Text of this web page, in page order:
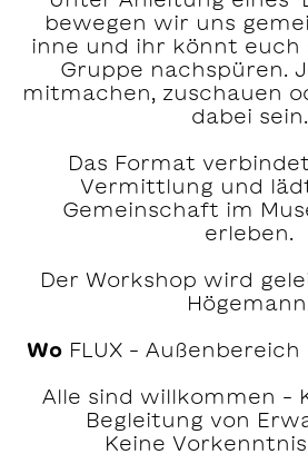
bewegen wir uns
inne und ihr könnt euch
Gruppe nachspüren.
mitmachen, zuschauen
dabei sein.
Das Format
Vermittlung und
Gemeinschaft im
erleben.
Der Workshop wird
Högemann.
WoFLUX – Außenbereich
Alle sind willkommen –
Begleitung von
Keine